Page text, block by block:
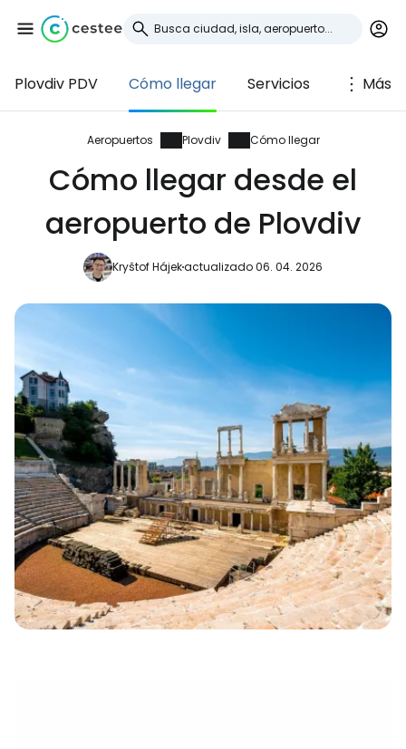
Plovdiv PDV Cómo llegar Servicios Más
Aeropuertos Plovdiv Cómo llegar
Cómo llegar desde el
aeropuerto de Plovdiv
Kryštof Hájekactualizado 06. 04. 2026
Iniciar sesión en
Cestee
... la comunidad mundial de viajeros
Continuar con Facebook
Continuar con Email